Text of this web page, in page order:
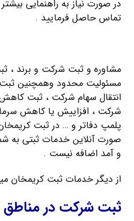
در صورت نیاز به راهنمایی
تماس حاصل فرمایید .
مشاوره و ثبت شرکت و برند
مسئولیت محدود وهمچنین
انتقال سهام شرکت ، ثبت
شرکت ، افزاییش یا کاهش
پلمپ دفاتر و … در ثبت
صورت آنلاین خدمات ثبتی به
و آمد اضافه نیست .
از دیگر خدمات ثبت کریمخان
ثبت شرکت در مناطق